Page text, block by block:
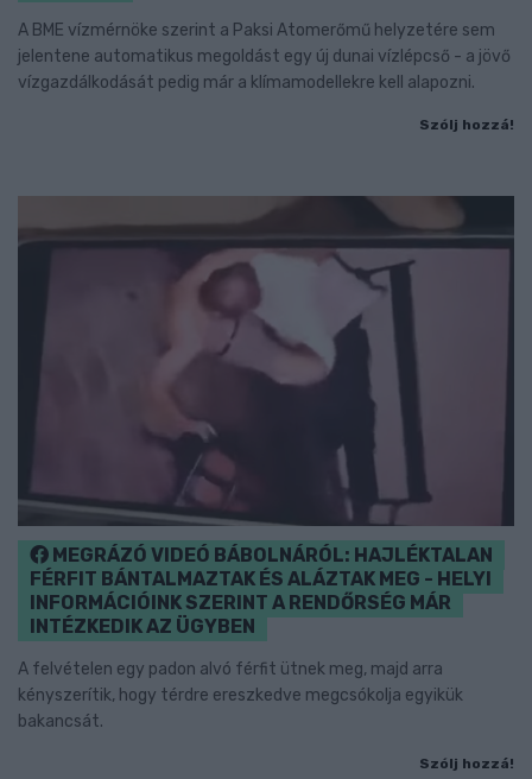
A BME vízmérnöke szerint a Paksi Atomerőmű helyzetére sem
jelentene automatikus megoldást egy új dunai vízlépcső - a jövő
vízgazdálkodását pedig már a klímamodellekre kell alapozni.
Szólj hozzá!
MEGRÁZÓ VIDEÓ BÁBOLNÁRÓL: HAJLÉKTALAN
FÉRFIT BÁNTALMAZTAK ÉS ALÁZTAK MEG - HELYI
INFORMÁCIÓINK SZERINT A RENDŐRSÉG MÁR
INTÉZKEDIK AZ ÜGYBEN
A felvételen egy padon alvó férfit ütnek meg, majd arra
kényszerítik, hogy térdre ereszkedve megcsókolja egyikük
bakancsát.
Szólj hozzá!